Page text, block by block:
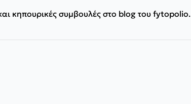
κηπουρικές συμβουλές στο blog του fytopolio.